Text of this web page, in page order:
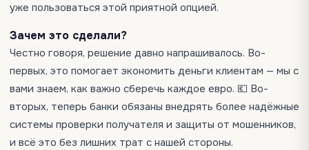
уже пользоваться этой приятной опцией.
Зачем это сделали?
Честно говоря, решение давно напрашивалось. Во-
первых, это помогает экономить деньги клиентам — мы с
вами знаем, как важно сберечь каждое евро. 💶 Во-
вторых, теперь банки обязаны внедрять более надёжные
системы проверки получателя и защиты от мошенников,
и всё это без лишних трат с нашей стороны.